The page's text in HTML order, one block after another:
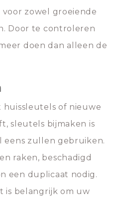
zowel groeiende
Door te controleren
doen dan alleen de
huissleutels of nieuwe
sleutels bijmaken is
eens zullen gebruiken.
raken, beschadigd
een duplicaat nodig.
is belangrijk om uw